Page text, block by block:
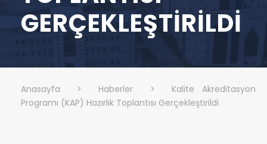
GERÇEKLEŞTIRILDI
Anasayfa > Haberler >
Kalite Akreditasyon
Programı (KAP) Hazırlık Toplantısı Gerçekleştirildi